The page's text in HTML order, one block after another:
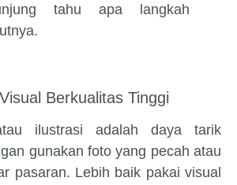
tahu apa langkah
Berkualitas Tinggi
ilustrasi adalah daya tarik
gunakan foto yang pecah atau
pasaran. Lebih baik pakai visual